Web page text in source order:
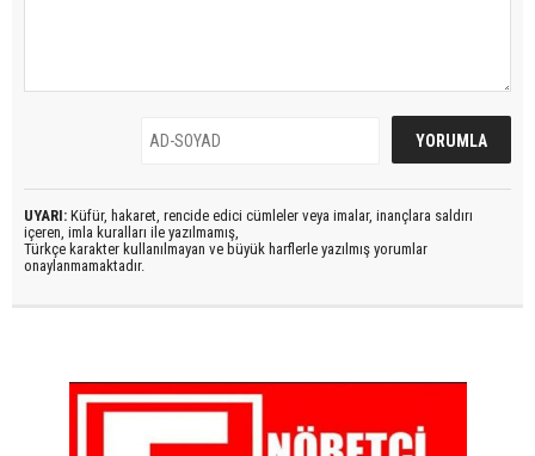
UYARI: Küfür, hakaret, rencide edici cümleler veya imalar, inançlara saldırı
içeren, imla kuralları ile yazılmamış,
Türkçe karakter kullanılmayan ve büyük harflerle yazılmış yorumlar
onaylanmamaktadır.